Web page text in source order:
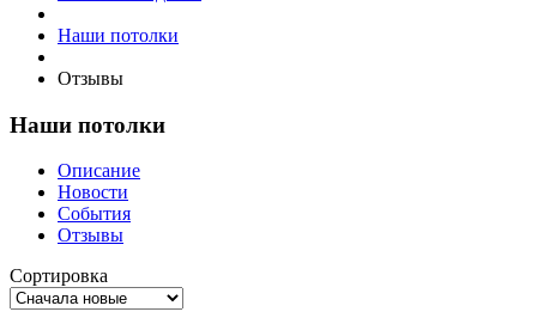
Наши потолки
Отзывы
Наши потолки
Описание
Новости
События
Отзывы
Сортировка